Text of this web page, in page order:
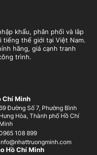
công nghiệp phổ biến.
mà vẫn đảm bảo hiệu suất
âm và hệ thống giảm rung
mọi môi trường làm việc.
hệ thống làm mát bằng
điều khiển điện tử, cho
cách dễ dàng.
khẩu, phân phối và lắp
tiếng thế giới tại Việt Nam.
hãng, giá cạnh tranh
trình.
Chí Minh
Đường Số 7, Phường Bình
Hưng Hòa, Thành phố Hồ Chí
Minh
108 899
Hồ Chí Minh